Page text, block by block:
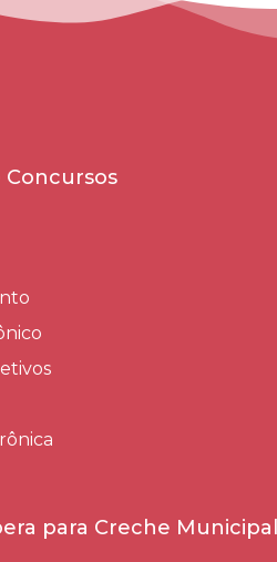
Concursos
para Creche Municipal